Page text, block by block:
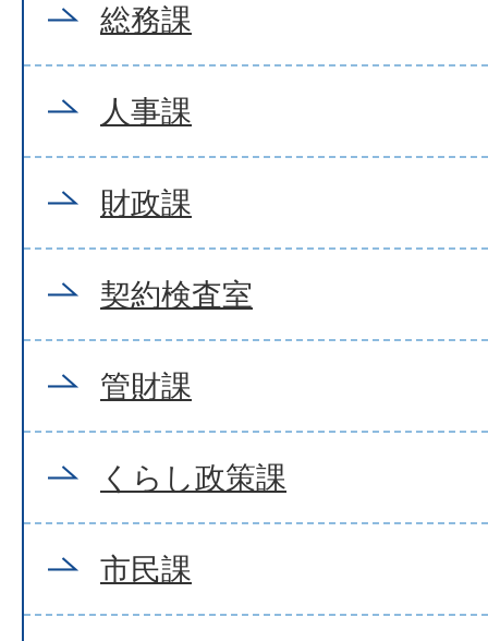
総務課
人事課
財政課
契約検査室
管財課
くらし政策課
市民課